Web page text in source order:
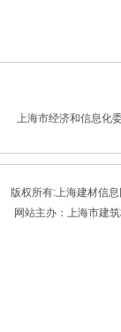
上海市经济和信息化
版权所有:上海建材信
网站主办：上海市建